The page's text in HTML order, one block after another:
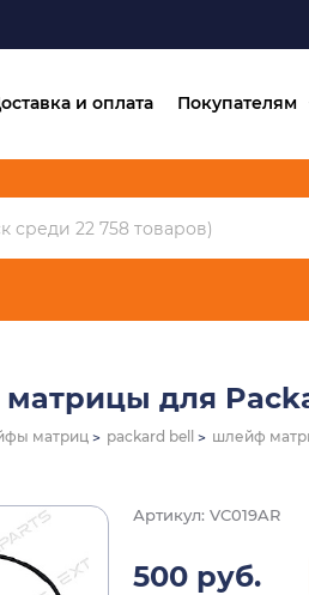
и оплата Покупателям
для
матриц packard bell шлейф
Артикул: VC019AR
500 руб.